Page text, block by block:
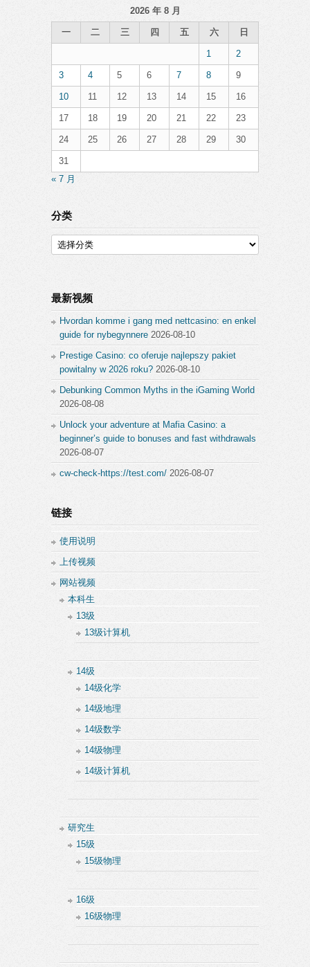
2026 年 8 月
一 二 三 四 五 六 日
1 2
3 4 5 6 7 8 9
10 11 12 13 14 15 16
17 18 19 20 21 22 23
24 25 26 27 28 29 30
31
« 7 月
分类
分
类
最新视频
Hvordan komme i gang med nettcasino: en enkel
guide for nybegynnere 2026-08-10
Prestige Casino: co oferuje najlepszy pakiet
powitalny w 2026 roku? 2026-08-10
Debunking Common Myths in the iGaming World
2026-08-08
Unlock your adventure at Mafia Casino: a
beginner’s guide to bonuses and fast withdrawals
2026-08-07
cw-check-https://test.com/ 2026-08-07
链接
使用说明
上传视频
网站视频
本科生
13级
13级计算机
14级
14级化学
14级地理
14级数学
14级物理
14级计算机
研究生
15级
15级物理
16级
16级物理